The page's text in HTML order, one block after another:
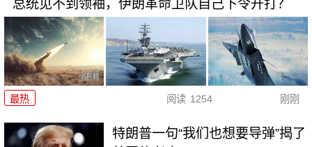
总统见不到领袖，伊朗革命卫队自己下令开打？
最热 阅读 1254 刚刚
特朗普一句“我们也想要导弹”揭了